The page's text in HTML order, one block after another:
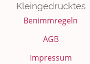
Kleingedrucktes
Benimmregeln
AGB
Impressum